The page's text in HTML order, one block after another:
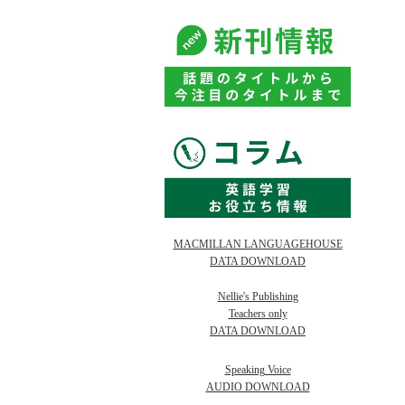
MACMILLAN LANGUAGEHOUSE
DATA DOWNLOAD
Nellie's Publishing
Teachers only
DATA DOWNLOAD
Speaking Voice
AUDIO DOWNLOAD